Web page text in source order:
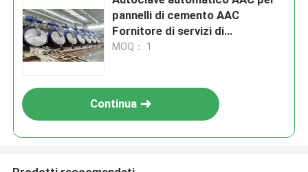
pannelli di cemento AAC
Fornitore di servizi di
produzione
MOQ： 1
Continua